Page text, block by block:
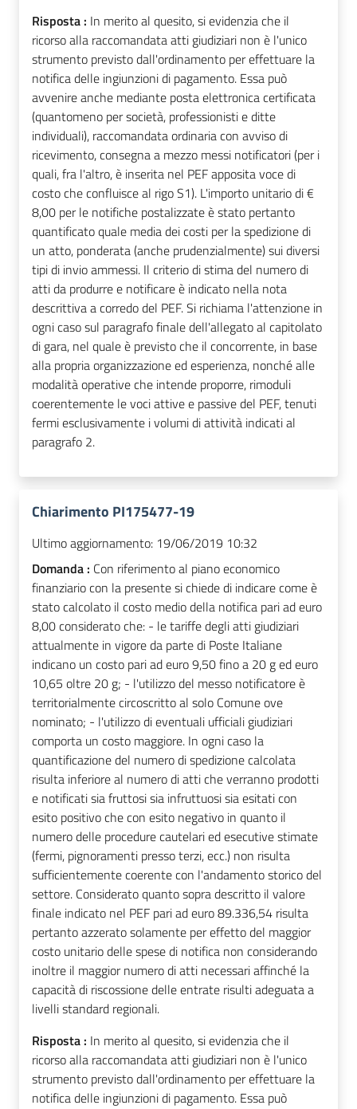
Risposta : In merito al quesito, si evidenzia che il
ricorso alla raccomandata atti giudiziari non è l'unico
strumento previsto dall'ordinamento per effettuare la
notifica delle ingiunzioni di pagamento. Essa può
avvenire anche mediante posta elettronica certificata
(quantomeno per società, professionisti e ditte
individuali), raccomandata ordinaria con avviso di
ricevimento, consegna a mezzo messi notificatori (per i
quali, fra l'altro, è inserita nel PEF apposita voce di
costo che confluisce al rigo S1). L'importo unitario di €
8,00 per le notifiche postalizzate è stato pertanto
quantificato quale media dei costi per la spedizione di
un atto, ponderata (anche prudenzialmente) sui diversi
tipi di invio ammessi. Il criterio di stima del numero di
atti da produrre e notificare è indicato nella nota
descrittiva a corredo del PEF. Si richiama l'attenzione in
ogni caso sul paragrafo finale dell'allegato al capitolato
di gara, nel quale è previsto che il concorrente, in base
alla propria organizzazione ed esperienza, nonché alle
modalità operative che intende proporre, rimoduli
coerentemente le voci attive e passive del PEF, tenuti
fermi esclusivamente i volumi di attività indicati al
paragrafo 2.
Chiarimento PI175477-19
Ultimo aggiornamento: 19/06/2019 10:32
Domanda : Con riferimento al piano economico
finanziario con la presente si chiede di indicare come è
stato calcolato il costo medio della notifica pari ad euro
8,00 considerato che: - le tariffe degli atti giudiziari
attualmente in vigore da parte di Poste Italiane
indicano un costo pari ad euro 9,50 fino a 20 g ed euro
10,65 oltre 20 g; - l'utilizzo del messo notificatore è
territorialmente circoscritto al solo Comune ove
nominato; - l'utilizzo di eventuali ufficiali giudiziari
comporta un costo maggiore. In ogni caso la
quantificazione del numero di spedizione calcolata
risulta inferiore al numero di atti che verranno prodotti
e notificati sia fruttosi sia infruttuosi sia esitati con
esito positivo che con esito negativo in quanto il
numero delle procedure cautelari ed esecutive stimate
(fermi, pignoramenti presso terzi, ecc.) non risulta
sufficientemente coerente con l'andamento storico del
settore. Considerato quanto sopra descritto il valore
finale indicato nel PEF pari ad euro 89.336,54 risulta
pertanto azzerato solamente per effetto del maggior
costo unitario delle spese di notifica non considerando
inoltre il maggior numero di atti necessari affinché la
capacità di riscossione delle entrate risulti adeguata a
livelli standard regionali.
Risposta : In merito al quesito, si evidenzia che il
ricorso alla raccomandata atti giudiziari non è l'unico
strumento previsto dall'ordinamento per effettuare la
notifica delle ingiunzioni di pagamento. Essa può